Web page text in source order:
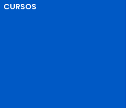
CURSOS